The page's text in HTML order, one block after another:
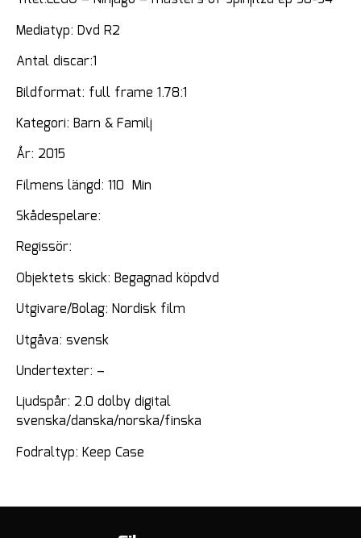
Mediatyp: Dvd R2
Antal discar:1
Bildformat: full frame 1.78:1
Kategori: Barn & Familj
År: 2015
Filmens längd: 110 Min
Skådespelare:
Regissör:
Objektets skick: Begagnad köpdvd
Utgivare/Bolag: Nordisk film
Utgåva: svensk
Undertexter: –
Ljudspår: 2.0 dolby digital
svenska/danska/norska/finska
Fodraltyp: Keep Case